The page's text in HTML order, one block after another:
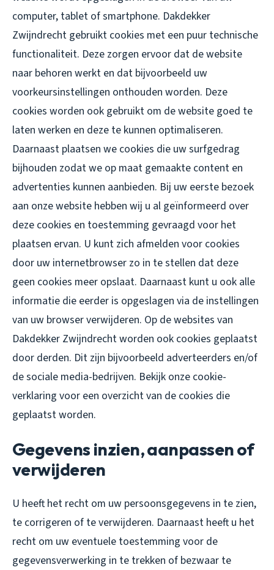
computer, tablet of smartphone. Dakdekker
Zwijndrecht gebruikt cookies met een puur technische
functionaliteit. Deze zorgen ervoor dat de website
naar behoren werkt en dat bijvoorbeeld uw
voorkeursinstellingen onthouden worden. Deze
cookies worden ook gebruikt om de website goed te
laten werken en deze te kunnen optimaliseren.
Daarnaast plaatsen we cookies die uw surfgedrag
bijhouden zodat we op maat gemaakte content en
advertenties kunnen aanbieden. Bij uw eerste bezoek
aan onze website hebben wij u al geïnformeerd over
deze cookies en toestemming gevraagd voor het
plaatsen ervan. U kunt zich afmelden voor cookies
door uw internetbrowser zo in te stellen dat deze
geen cookies meer opslaat. Daarnaast kunt u ook alle
informatie die eerder is opgeslagen via de instellingen
van uw browser verwijderen. Op de websites van
Dakdekker Zwijndrecht worden ook cookies geplaatst
door derden. Dit zijn bijvoorbeeld adverteerders en/of
de sociale media-bedrijven. Bekijk onze cookie-
verklaring voor een overzicht van de cookies die
geplaatst worden.
Gegevens inzien, aanpassen of
verwijderen
U heeft het recht om uw persoonsgegevens in te zien,
te corrigeren of te verwijderen. Daarnaast heeft u het
recht om uw eventuele toestemming voor de
gegevensverwerking in te trekken of bezwaar te